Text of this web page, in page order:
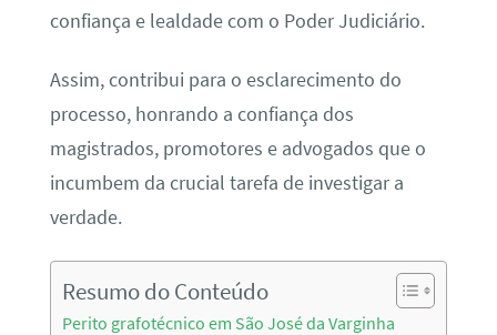
confiança e lealdade com o Poder Judiciário.
Assim, contribui para o esclarecimento do
processo, honrando a confiança dos
magistrados, promotores e advogados que o
incumbem da crucial tarefa de investigar a
verdade.
Resumo do Conteúdo
Perito grafotécnico em São José da Varginha